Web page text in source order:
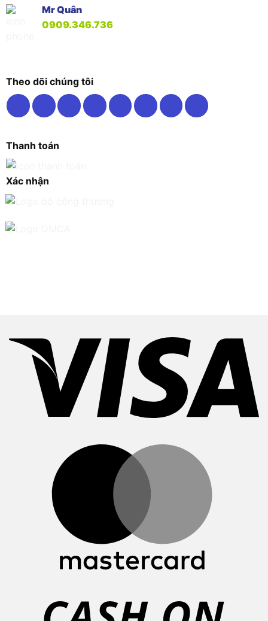
Mr Quân
0909.346.736
Theo dõi chúng tôi
Thanh toán
Xác nhận